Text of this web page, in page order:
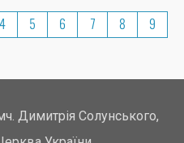
4 5 6 7 8
9
Димитрія Солунського,